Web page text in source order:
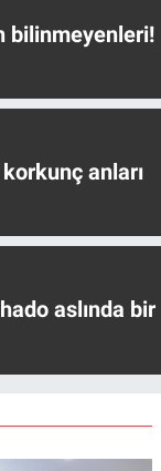
bilinmeyenleri!
anları
aslında bir